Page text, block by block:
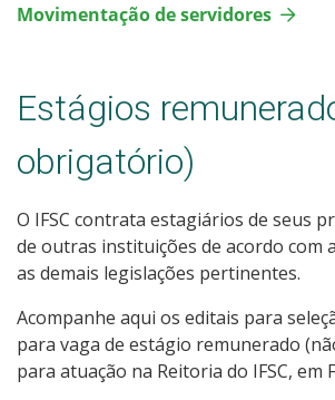
Movimentação de servidores
Estágios
obrigatório)
O IFSC contrata estagiários de seus
de outras instituições de acordo com a
as demais legislações pertinentes.
Acompanhe aqui os editais para
para vaga de estágio remunerado
para atuação na Reitoria do IFSC, em